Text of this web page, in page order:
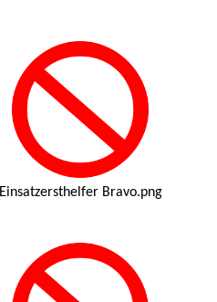
Einsatzersthelfer Bravo.png